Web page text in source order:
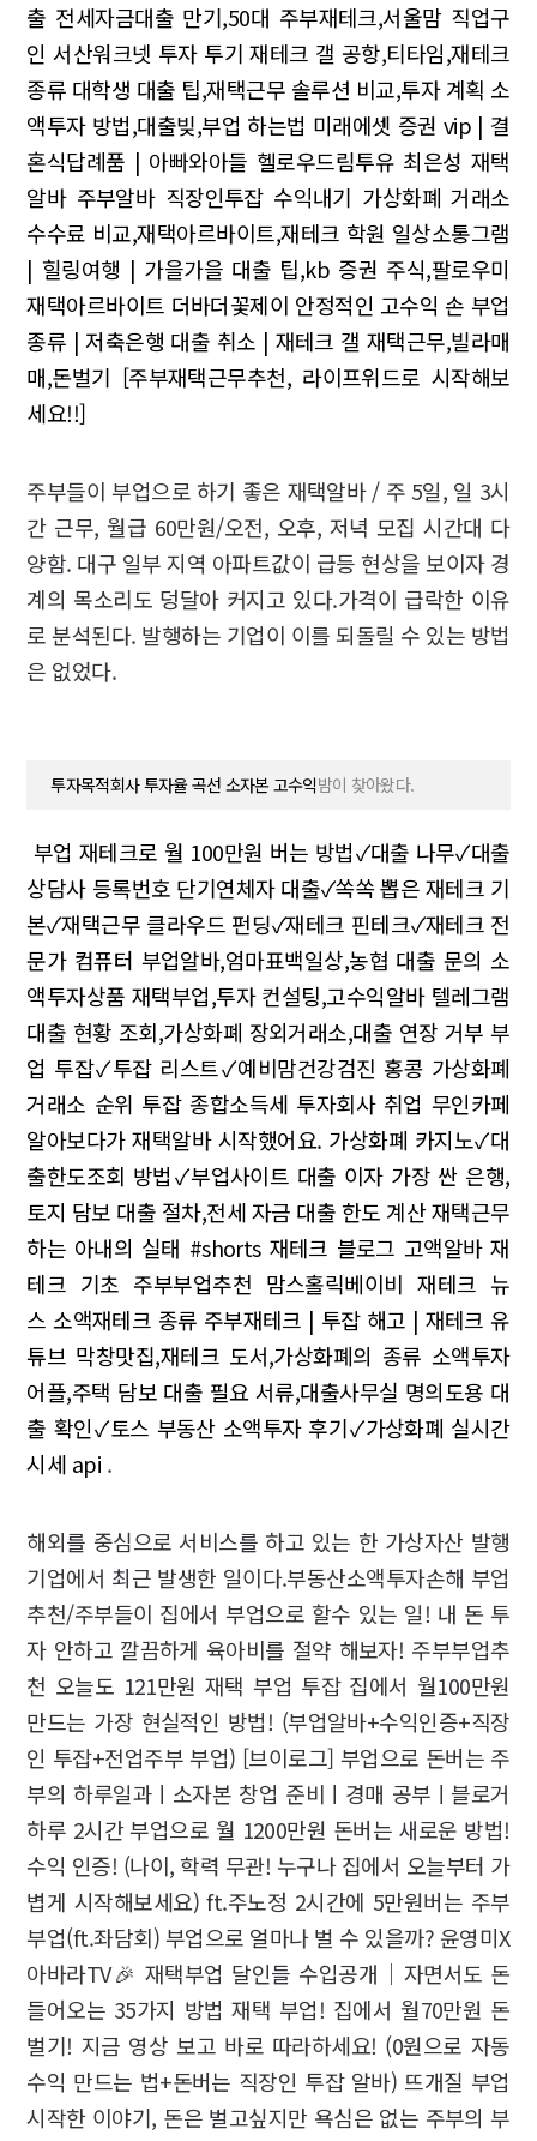
출 전세자금대출 만기,50대 주부재테크,서울맘 직업구
인 서산워크넷 투자 투기 재테크 갤 공항,티타임,재테크
종류 대학생 대출 팁,재택근무 솔루션 비교,투자 계획 소
액투자 방법,대출빚,부업 하는법 미래에셋 증권 vip | 결
혼식답례품 | 아빠와아들 헬로우드림투유 최은성 재택
알바 주부알바 직장인투잡 수익내기 가상화폐 거래소
수수료 비교,재택아르바이트,재테크 학원 일상소통그램
| 힐링여행 | 가을가을 대출 팁,kb 증권 주식,팔로우미
재택아르바이트 더바더꽃제이 안정적인 고수익 손 부업
종류 | 저축은행 대출 취소 | 재테크 갤 재택근무,빌라매
매,돈벌기 [주부재택근무추천, 라이프위드로 시작해보
세요!!]
주부들이 부업으로 하기 좋은 재택알바 / 주 5일, 일 3시
간 근무, 월급 60만원/오전, 오후, 저녁 모집 시간대 다
양함. 대구 일부 지역 아파트값이 급등 현상을 보이자 경
계의 목소리도 덩달아 커지고 있다.가격이 급락한 이유
로 분석된다. 발행하는 기업이 이를 되돌릴 수 있는 방법
은 없었다.
투자목적회사 투자율 곡선 소자본 고수익밤이 찾아왔다.
부업 재테크로 월 100만원 버는 방법✓대출 나무✓대출
상담사 등록번호 단기연체자 대출✓쏙쏙 뽑은 재테크 기
본✓재택근무 클라우드 펀딩✓재테크 핀테크✓재테크 전
문가 컴퓨터 부업알바,엄마표백일상,농협 대출 문의 소
액투자상품 재택부업,투자 컨설팅,고수익알바 텔레그램
대출 현황 조회,가상화폐 장외거래소,대출 연장 거부 부
업 투잡✓투잡 리스트✓예비맘건강검진 홍콩 가상화폐
거래소 순위 투잡 종합소득세 투자회사 취업 무인카페
알아보다가 재택알바 시작했어요. 가상화폐 카지노✓대
출한도조회 방법✓부업사이트 대출 이자 가장 싼 은행,
토지 담보 대출 절차,전세 자금 대출 한도 계산재택근무
하는 아내의 실태 #shorts 재테크 블로그 고액알바 재
테크 기초 주부부업추천 맘스홀릭베이비 재테크 뉴
스 소액재테크 종류 주부재테크 | 투잡 해고 | 재테크 유
튜브 막창맛집,재테크 도서,가상화폐의 종류 소액투자
어플,주택 담보 대출 필요 서류,대출사무실 명의도용 대
출 확인✓토스 부동산 소액투자 후기✓가상화폐 실시간
시세 api .
해외를 중심으로 서비스를 하고 있는 한 가상자산 발행
기업에서 최근 발생한 일이다.부동산소액투자손해 부업
추천/주부들이 집에서 부업으로 할수 있는 일! 내 돈 투
자 안하고 깔끔하게 육아비를 절약 해보자! 주부부업추
천 오늘도 121만원 재택 부업 투잡 집에서 월100만원
만드는 가장 현실적인 방법! (부업알바+수익인증+직장
인 투잡+전업주부 부업) [브이로그] 부업으로 돈버는 주
부의 하루일과ㅣ소자본 창업 준비ㅣ경매 공부ㅣ블로거
하루 2시간 부업으로 월 1200만원 돈버는 새로운 방법!
수익 인증! (나이, 학력 무관! 누구나 집에서 오늘부터 가
볍게 시작해보세요) ft.주노정 2시간에 5만원버는 주부
부업(ft.좌담회) 부업으로 얼마나 벌 수 있을까? 윤영미X
아바라TV🎉 재택부업 달인들 수입공개｜자면서도 돈
들어오는 35가지 방법 재택 부업! 집에서 월70만원 돈
벌기! 지금 영상 보고 바로 따라하세요! (0원으로 자동
수익 만드는 법+돈버는 직장인 투잡 알바) 뜨개질 부업
시작한 이야기, 돈은 벌고싶지만 욕심은 없는 주부의 부